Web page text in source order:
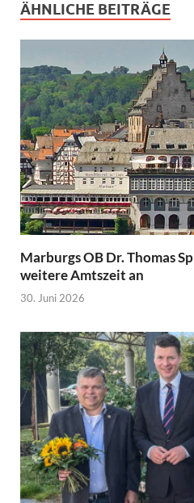
ÄHNLICHE BEITRÄGE
Marburgs OB Dr. Thomas
weitere Amtszeit an
30. Juni 2026